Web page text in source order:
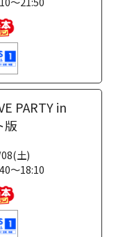
PARTY in
版
土)
～18:10